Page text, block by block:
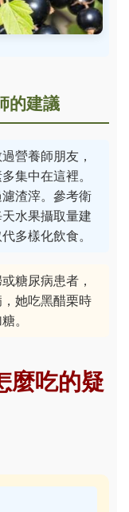
的建議
營養師朋友，
集中在這裡。
渣滓。參考衛
水果攝取量建
多樣化飲食。
糖尿病患者，
她吃黑醋栗時
。
麼吃的疑